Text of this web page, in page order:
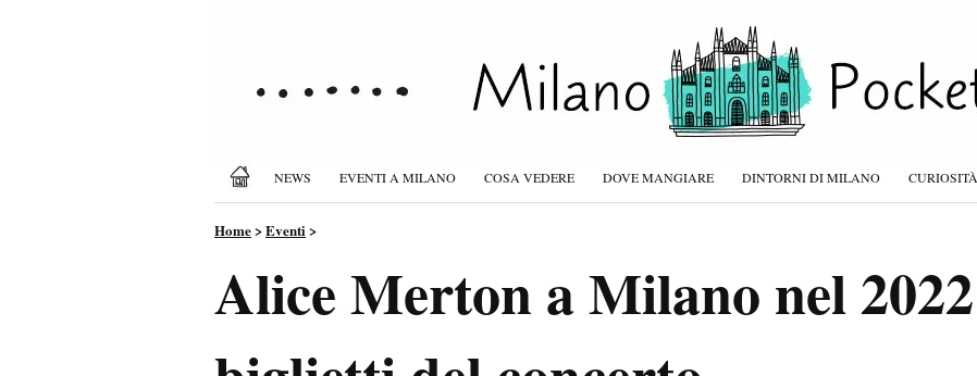
NEWS EVENTI A MILANO COSA VEDERE DOVE MANGIARE DINTORNI DI MILANO CURIOSITÀ
Home>Eventi>
Alice Merton a Milano nel